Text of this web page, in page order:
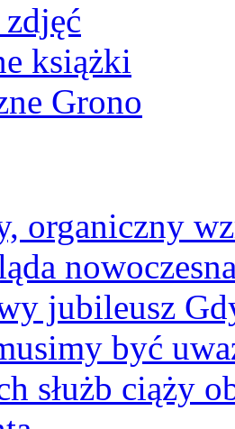
książki
Grono
organiczny
jubileusz
być
służb ciąży